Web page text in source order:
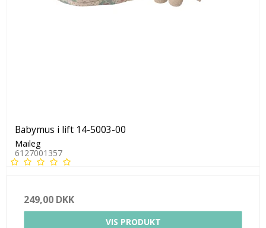
Babymus i lift 14-5003-00
Maileg
6127001357
249,00 DKK
VIS PRODUKT